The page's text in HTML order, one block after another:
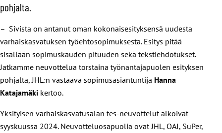
pohjalta.
– Sivista on antanut oman kokonaisesityksensä uudesta
varhaiskasvatuksen työehtosopimuksesta. Esitys pitää
sisällään sopimuskauden pituuden sekä tekstiehdotukset.
Jatkamme neuvottelua torstaina työnantajapuolen esityksen
pohjalta, JHL:n vastaava sopimusasiantuntija Hanna
Katajamäki kertoo.
Yksityisen varhaiskasvatusalan tes-neuvottelut alkoivat
syyskuussa 2024. Neuvotteluosapuolia ovat JHL, OAJ, SuPer,